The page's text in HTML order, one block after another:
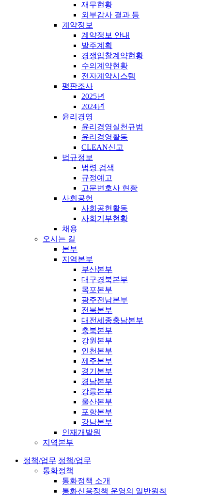
재무현황
외부감사 결과 등
계약정보
계약정보 안내
발주계획
경쟁입찰계약현황
수의계약현황
전자계약시스템
평판조사
2025년
2024년
윤리경영
윤리경영실천규범
윤리경영활동
CLEAN신고
법규정보
법령 검색
규정예고
고문변호사 현황
사회공헌
사회공헌활동
사회기부현황
채용
오시는 길
본부
지역본부
부산본부
대구경북본부
목포본부
광주전남본부
전북본부
대전세종충남본부
충북본부
강원본부
인천본부
제주본부
경기본부
경남본부
강릉본부
울산본부
포항본부
강남본부
인재개발원
지역본부
정책/업무 정책/업무
통화정책
통화정책 소개
통화신용정책 운영의 일반원칙